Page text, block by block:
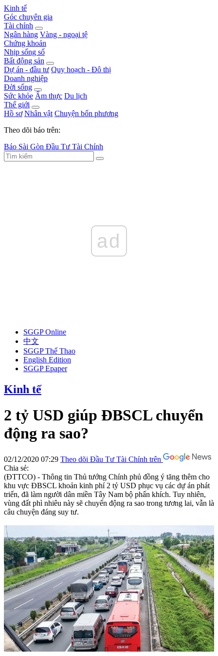
Kinh tế
Góc chuyên gia
Tài chính
Ngân hàng Vàng - ngoại tệ
Chứng khoán
Nhịp sống số
Bất động sản
Dự án - đầu tư Quy hoạch - Đô thị
Doanh nghiệp
Đời sống
Sức khỏe Ẩm thực Du lịch
Thế giới
Hồ sơ Nhân vật Chuyện bốn phương
Theo dõi báo trên:
Báo Sài Gòn Đầu Tư Tài Chính
ad
SGGP Online
中文
SGGP Thể Thao
English Edition
SGGP Epaper
Kinh tế
2 tỷ USD giúp ĐBSCL chuyển
động ra sao?
02/12/2020 07:29 Theo dõi Đầu Tư Tài Chính trên
Chia sẻ:
(ĐTTCO) - Thông tin Thủ tướng Chính phủ đồng ý tăng thêm cho
khu vực ĐBSCL khoản kinh phí 2 tỷ USD phục vụ các dự án phát
triển, đã làm người dân miền Tây Nam bộ phấn khích. Tuy nhiên,
vùng đất phì nhiêu này sẽ chuyển động ra sao trong tương lai, vẫn là
câu chuyện đáng suy tư.